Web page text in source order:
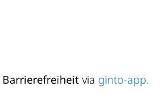
Barrierefreiheit via ginto-app.